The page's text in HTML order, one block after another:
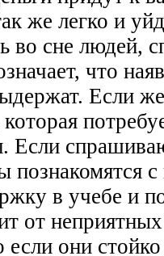
же легко и
во сне
что
Если
Если
в учебе и
от
они